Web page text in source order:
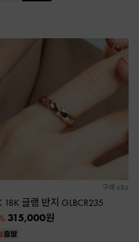
구매 686
18K 글램 반지 GLBCR235
315,000원